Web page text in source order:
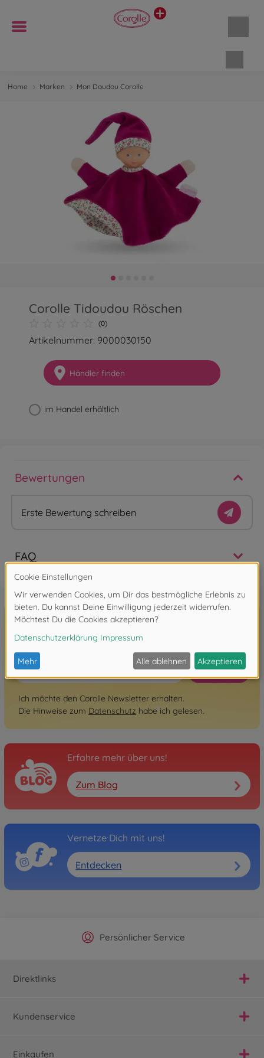
Home Marken Mon Doudou Corolle
Corolle Tidoudou Röschen
(0)
Artikelnummer: 9000030150
Händler finden
im Handel erhältlich
Bewertungen
Erste Bewertung schreiben
FAQ
Hier zum Newsletter anmelden!
Anmelden
Ich möchte den Corolle Newsletter erhalten.
Die Hinweise zum Datenschutz habe ich gelesen.
Erfahre mehr über uns!
Zum Blog
Vernetze Dich mit uns!
Entdecken
Offizieller Hersteller Shop
Persönlicher Service
Versandkostenfrei ab 25€
Schnelle Lieferung
Direktlinks
Kundenservice
Einkaufen